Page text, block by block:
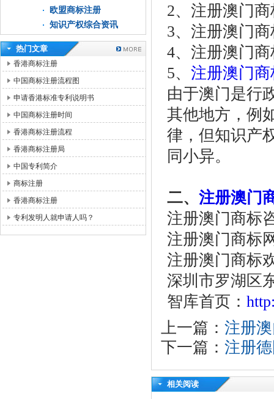
欧盟商标注册
知识产权综合资讯
热门文章
香港商标注册
中国商标注册流程图
申请香港标准专利说明书
中国商标注册时间
香港商标注册流程
香港商标注册局
中国专利简介
商标注册
香港商标注册
专利发明人就申请人吗？
2、注册澳门
3、注册澳门
4、注册澳门
5、 注册澳门商
由于澳门是行
其他地方，例
律，但知识产
同小异。
二、 注册澳门
注册澳门商标
注册澳门商标
注册澳门商标
深圳市罗湖区
智库首页：
上一篇： 注册
下一篇： 注册
相关阅读